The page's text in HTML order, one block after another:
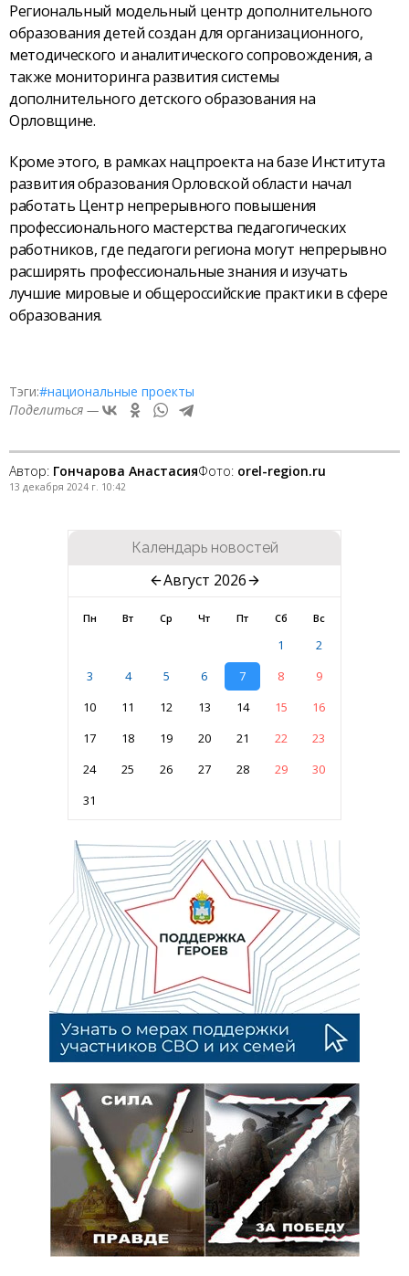
Региональный модельный центр дополнительного
образования детей создан для организационного,
методического и аналитического сопровождения, а
также мониторинга развития системы
дополнительного детского образования на
Орловщине.
Кроме этого, в рамках нацпроекта на базе Института
развития образования Орловской области начал
работать Центр непрерывного повышения
профессионального мастерства педагогических
работников, где педагоги региона могут непрерывно
расширять профессиональные знания и изучать
лучшие мировые и общероссийские практики в сфере
образования.
Тэги:#национальные проекты
Поделиться —
Автор: Гончарова АнастасияФото: orel-region.ru
13 декабря 2024 г. 10:42
Календарь новостей
Август 2026
Пн Вт Ср Чт Пт Сб Вс
1
2
3
4 5 6 7 8
9
10
11 12 13 14 15
16
17
18 19 20 21 22
23
24
25 26 27 28 29
30
31